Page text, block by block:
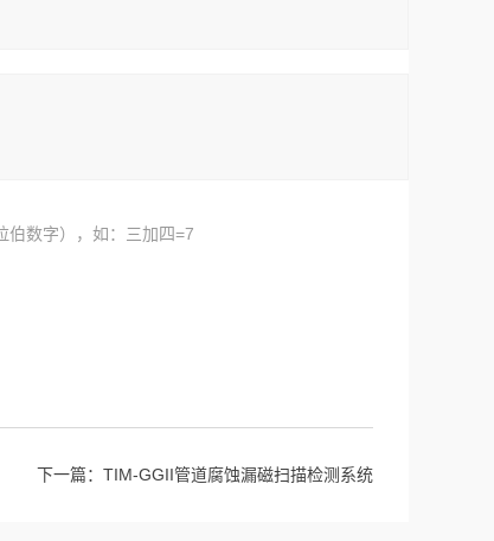
伯数字），如：三加四=7
下一篇： TIM-GGII管道腐蚀漏磁扫描检测系统